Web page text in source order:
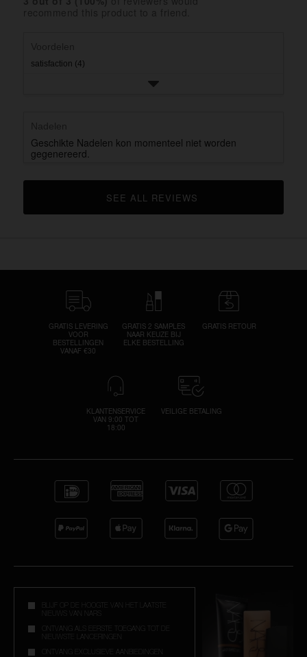
satisfaction (4)
Geschikte Nadelen kon momenteel niet worden
gegenereerd.
CLICK TO GO TO ALL REVIEWS
GRATIS LEVERING
VOOR
BESTELLINGEN
VANAF €30
GRATIS 2 SAMPLES
NAAR KEUZE BIJ
ELKE BESTELLING
GRATIS RETOUR
KLANTENSERVICE
VAN 9:00 TOT
18:00
VEILIGE BETALING
BLIJF OP DE HOOGTE VAN HET LAATSTE
NIEUWS VAN NARS
ONTVANG ALS EERSTE TOEGANG TOT DE
NIEUWSTE LANCERINGEN
ONTVANG EXCLUSIEVE AANBIEDINGEN